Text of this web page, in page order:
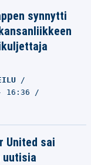
synnytti
16:36
United sai
uutisia